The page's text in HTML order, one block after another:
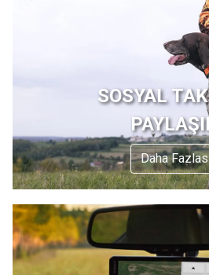
SOSYAL
Daha